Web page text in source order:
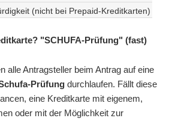
(nicht bei Prepaid-Kreditkarten)
"SCHUFA-Prüfung" (fast)
alle Antragsteller beim Antrag auf eine
Prüfung durchlaufen. Fällt diese
eine Kreditkarte mit eigenem,
oder mit der Möglichkeit zur